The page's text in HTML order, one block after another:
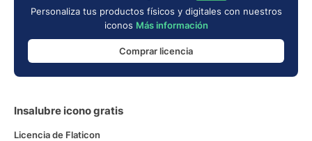
Personaliza tus productos físicos y digitales con nuestros
iconos Más información
Comprar licencia
Insalubre icono gratis
Licencia de Flaticon